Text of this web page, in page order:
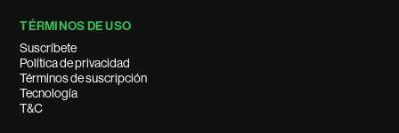
TÉRMINOS DE USO
Suscríbete
Política de privacidad
Términos de suscripción
Tecnología
T&C